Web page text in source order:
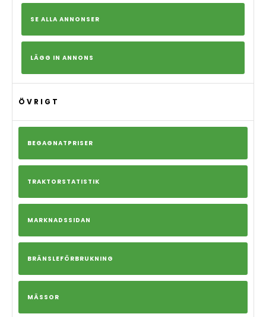
SE ALLA ANNONSER
LÄGG IN ANNONS
ÖVRIGT
BEGAGNATPRISER
TRAKTORSTATISTIK
MARKNADSSIDAN
BRÄNSLEFÖRBRUKNING
MÄSSOR